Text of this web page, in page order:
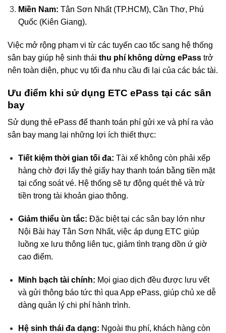
Miền Nam: Tân Sơn Nhất (TP.HCM), Cần Thơ, Phú
Quốc (Kiên Giang).
Việc mở rộng phạm vi từ các tuyến cao tốc sang hệ thống
sân bay giúp hệ sinh thái thu phí không dừng ePass trở
nên toàn diện, phục vụ tối đa nhu cầu đi lại của các bác tài.
Ưu điểm khi sử dụng ETC ePass tại các sân
bay
Sử dụng thẻ ePass để thanh toán phí gửi xe và phí ra vào
sân bay mang lại những lợi ích thiết thực:
Tiết kiệm thời gian tối đa: Tài xế không còn phải xếp
hàng chờ đợi lấy thẻ giấy hay thanh toán bằng tiền mặt
tại cổng soát vé. Hệ thống sẽ tự động quét thẻ và trừ
tiền trong tài khoản giao thông.
Giảm thiểu ùn tắc: Đặc biệt tại các sân bay lớn như
Nội Bài hay Tân Sơn Nhất, việc áp dụng ETC giúp
luồng xe lưu thông liên tục, giảm tình trạng dồn ứ giờ
cao điểm.
Minh bạch tài chính: Mọi giao dịch đều được lưu vết
và gửi thông báo tức thì qua App ePass, giúp chủ xe dễ
dàng quản lý chi phí hành trình.
Hệ sinh thái đa dạng: Ngoài thu phí, khách hàng còn